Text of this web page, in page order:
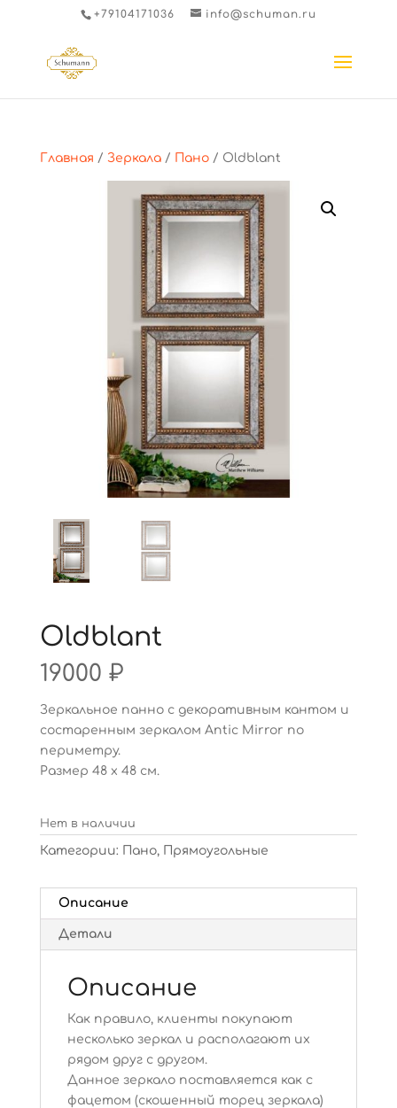
+79104171036 info@schuman.ru
Главная / Зеркала/ Пано/ Oldblant
Oldblant
19000 ₽
Зеркальное панно с декоративным кантом и
состаренным зеркалом Antic Mirror по
периметру.
Размер 48 х 48 см.
Нет в наличии
Категории: Пано, Прямоугольные
Описание
Детали
Описание
Как правило, клиенты покупают
несколько зеркал и располагают их
рядом друг с другом.
Данное зеркало поставляется как с
фацетом (скошенный торец зеркала)